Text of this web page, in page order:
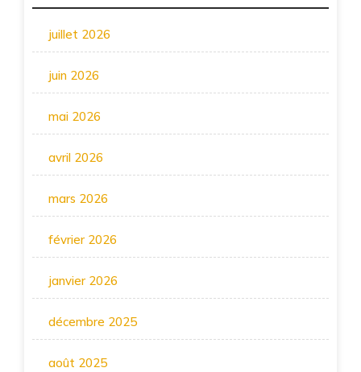
juillet 2026
juin 2026
mai 2026
avril 2026
mars 2026
février 2026
janvier 2026
décembre 2025
août 2025